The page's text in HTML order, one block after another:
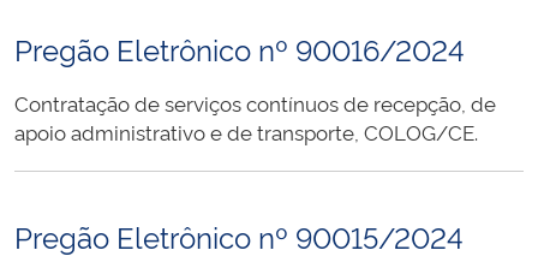
Pregão Eletrônico nº 90016/2024
Contratação de serviços contínuos de recepção, de
apoio administrativo e de transporte, COLOG/CE.
Pregão Eletrônico nº 90015/2024